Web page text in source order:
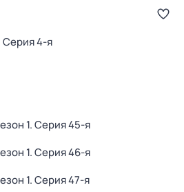
Серия 4-я
1. Серия 45-я
1. Серия 46-я
1. Серия 47-я